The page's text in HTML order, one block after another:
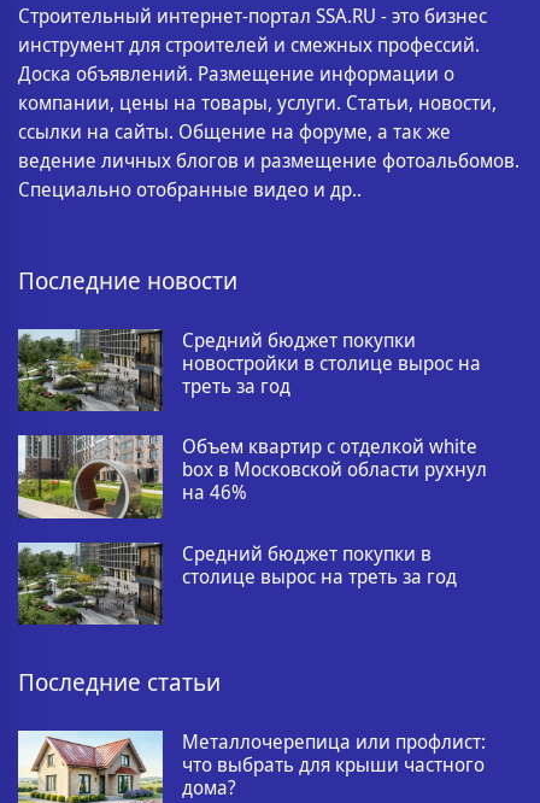
Строительный интернет-портал SSA.RU - это бизнес
инструмент для строителей и смежных профессий.
Доска объявлений. Размещение информации о
компании, цены на товары, услуги. Статьи, новости,
ссылки на сайты. Общение на форуме, а так же
ведение личных блогов и размещение фотоальбомов.
Специально отобранные видео и др..
Последние новости
Средний бюджет покупки
новостройки в столице вырос на
треть за год
Объем квартир с отделкой white
box в Московской области рухнул
на 46%
Средний бюджет покупки в
столице вырос на треть за год
Последние статьи
Металлочерепица или профлист:
что выбрать для крыши частного
дома?